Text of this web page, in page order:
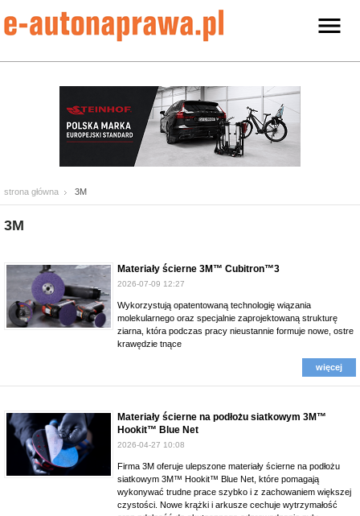
strona główna 3M
3M
Materiały ścierne 3M™ Cubitron™3
2026-07-09 12:27
Wykorzystują opatentowaną technologię wiązania
molekularnego oraz specjalnie zaprojektowaną strukturę
ziarna, która podczas pracy nieustannie formuje nowe, ostre
krawędzie tnące
więcej
Materiały ścierne na podłożu siatkowym 3M™
Hookit™ Blue Net
2026-04-27 10:08
Firma 3M oferuje ulepszone materiały ścierne na podłożu
siatkowym 3M™ Hookit™ Blue Net, które pomagają
wykonywać trudne prace szybko i z zachowaniem większej
czystości. Nowe krążki i arkusze cechuje wytrzymałość